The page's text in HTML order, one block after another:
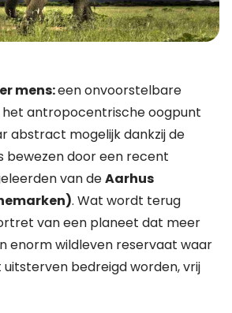
mens:een onvoorstelbare
antropocentrische oogpunt
abstract mogelijk dankzij de
bewezen door een recent
van deAarhus
. Wat wordt terug
van een planeet dat meer
enorm wildleven reservaat waar
uitsterven bedreigd worden, vrij